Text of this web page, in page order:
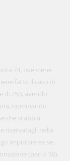
74, ove viene
fatto il caso di
di 250, avendo
nominando
che si abbia
riservatagli nella
imputare ex se,
(pari a 50),